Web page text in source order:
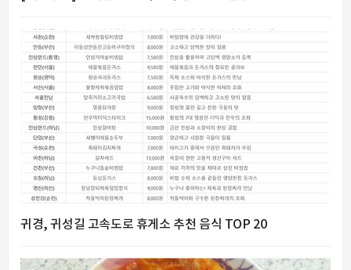
귀경, 귀성길 고속도로 휴게소 추천 음식 TOP 20